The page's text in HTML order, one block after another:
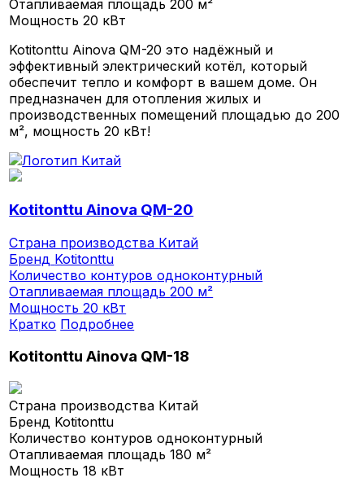
Отапливаемая площадь200 м²
Мощность20 кВт
Kotitonttu Ainova QM-20 это надёжный и
эффективный электрический котёл, который
обеспечит тепло и комфорт в вашем доме. Он
предназначен для отопления жилых и
производственных помещений площадью до 200
м², мощность 20 кВт!
Kotitonttu Ainova QM-20
Страна производства Китай
Бренд Kotitonttu
Количество контуроводноконтурный
Отапливаемая площадь200 м²
Мощность20 кВт
Кратко Подробнее
Kotitonttu Ainova QM-18
Страна производства Китай
Бренд Kotitonttu
Количество контуроводноконтурный
Отапливаемая площадь180 м²
Мощность18 кВт